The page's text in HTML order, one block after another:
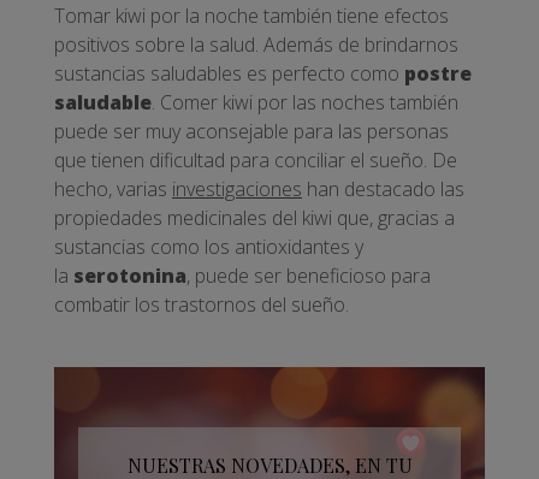
Tomar kiwi por la noche también tiene efectos
positivos sobre la salud. Además de brindarnos
sustancias saludables es perfecto como postre
saludable. Comer kiwi por las noches también
puede ser muy aconsejable para las personas
que tienen dificultad para conciliar el sueño. De
hecho, varias investigaciones han destacado las
propiedades medicinales del kiwi que, gracias a
sustancias como los antioxidantes y
la serotonina, puede ser beneficioso para
combatir los trastornos del sueño.
NUESTRAS NOVEDADES, EN TU